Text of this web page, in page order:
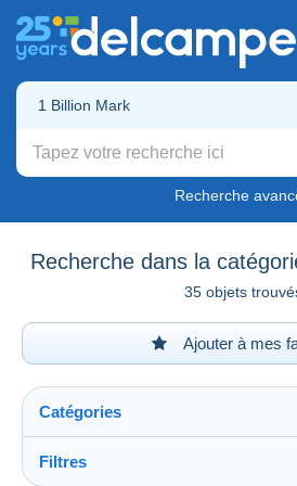
1 Billion Mark
Recherche
Recherche dans la
35 objets
Ajouter à mes
Catégories
Filtres